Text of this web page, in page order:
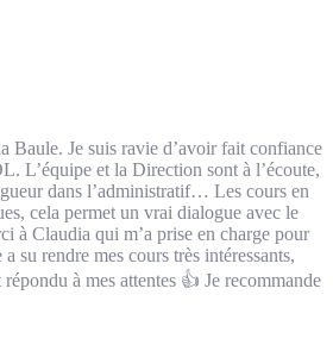
Baule. Je suis ravie d’avoir fait confiance
L’équipe et la Direction sont à l’écoute,
dans l’administratif… Les cours en
cela permet un vrai dialogue avec le
à Claudia qui m’a prise en charge pour
su rendre mes cours très intéressants,
à mes attentes 👍 Je recommande